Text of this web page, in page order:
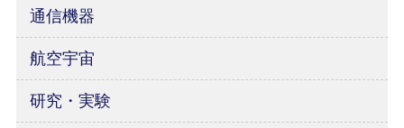
通信機器
航空宇宙
研究・実験